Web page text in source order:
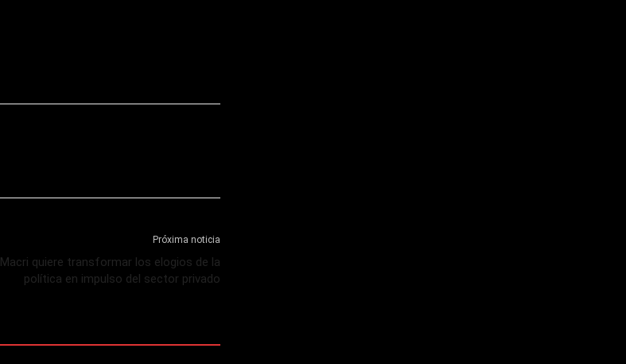
Próxima noticia
Macri quiere transformar los elogios de la
política en impulso del sector privado